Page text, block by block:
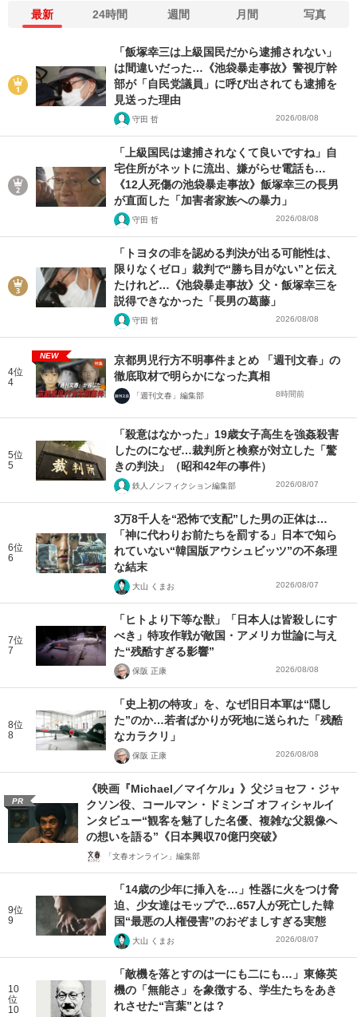
最新 24時間 週間 月間 写真
「飯塚幸三は上級国民だから逮捕されない」
は間違いだった…《池袋暴走事故》警視庁幹
部が「自民党議員」に呼び出されても逮捕を
見送った理由
守田 哲 2026/08/08
「上級国民は逮捕されなくて良いですね」自
宅住所がネットに流出、嫌がらせ電話も…
《12人死傷の池袋暴走事故》飯塚幸三の長男
が直面した「加害者家族への暴力」
守田 哲 2026/08/08
「トヨタの非を認める判決が出る可能性は、
限りなくゼロ」裁判で“勝ち目がない”と伝え
たけれど…《池袋暴走事故》父・飯塚幸三を
説得できなかった「長男の葛藤」
守田 哲 2026/08/08
4位
4
NEW
京都男児行方不明事件まとめ 「週刊文春」の
徹底取材で明らかになった真相
「週刊文春」編集部 8時間前
5位
5
「殺意はなかった」19歳女子高生を強姦殺害
したのになぜ…裁判所と検察が対立した「驚
きの判決」（昭和42年の事件）
鉄人ノンフィクション編集部 2026/08/07
6位
6
3万8千人を“恐怖で支配”した男の正体は…
「神に代わりお前たちを罰する」日本で知ら
れていない“韓国版アウシュビッツ”の不条理
な結末
大山 くまお 2026/08/07
7位
7
「ヒトより下等な獣」「日本人は皆殺しにす
べき」特攻作戦が敵国・アメリカ世論に与え
た“残酷すぎる影響”
保阪 正康 2026/08/08
8位
8
「史上初の特攻」を、なぜ旧日本軍は“隠し
た”のか…若者ばかりが死地に送られた「残酷
なカラクリ」
保阪 正康 2026/08/08
PR
《映画『Michael／マイケル』》父ジョセフ・ジャ
クソン役、コールマン・ドミンゴ オフィシャルイ
ンタビュー“観客を魅了した名優、複雑な父親像へ
の想いを語る”《日本興収70億円突破》
「文春オンライン」編集部
9位
9
「14歳の少年に挿入を…」性器に火をつけ脅
迫、少女達はモップで…657人が死亡した韓
国“最悪の人権侵害”のおぞましすぎる実態
大山 くまお 2026/08/07
10
位
10
「敵機を落とすのは一にも二にも…」東條英
機の「無能さ」を象徴する、学生たちをあき
れさせた“言葉”とは？